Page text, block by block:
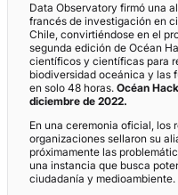
Data Observatory firmó una
francés de investigación en
Chile, convirtiéndose en el
segunda edición de Océan
científicos y científicas para
biodiversidad oceánica y las
en solo 48 horas. Océan
diciembre de 2022.
En una ceremonia oficial, los
organizaciones sellaron su
próximamente las
una instancia que busca
ciudadanía y medioambiente.